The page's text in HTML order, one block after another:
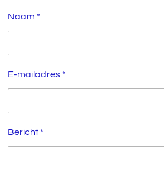
Naam *
E-mailadres *
Bericht *